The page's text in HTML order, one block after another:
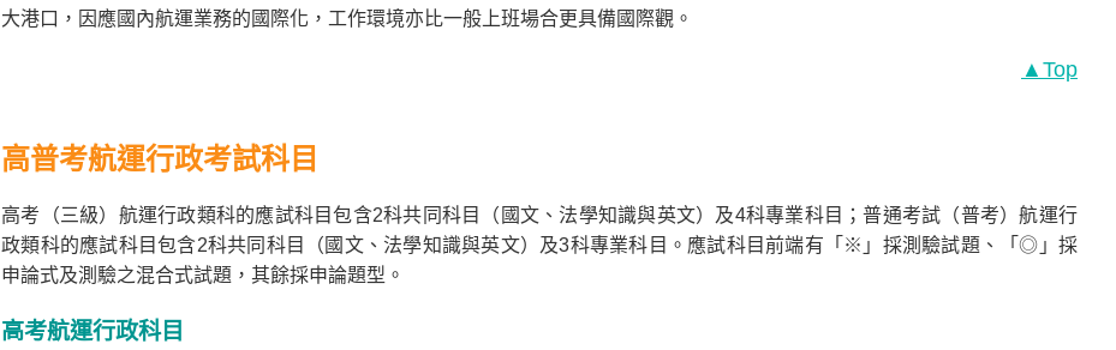
大港口，因應國內航運業務的國際化，工作環境亦比一般上班場合更具備國際觀。
▲Top
高普考航運行政考試科目
高考（三級）航運行政類科的應試科目包含2科共同科目（國文、法學知識與英文）及4科專業科目；普通考試（普考）航運行
政類科的應試科目包含2科共同科目（國文、法學知識與英文）及3科專業科目。應試科目前端有「※」採測驗試題、「◎」採
申論式及測驗之混合式試題，其餘採申論題型。
高考航運行政科目